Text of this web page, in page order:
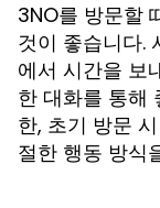
3NO를 방문할
것이 좋습니다.
에서 시간을 보
한 대화를 통해
한, 초기 방문
절한 행동 방식